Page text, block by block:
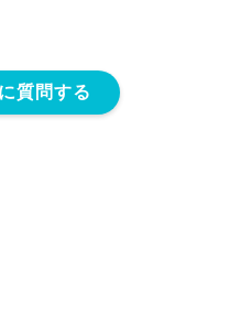
質問する